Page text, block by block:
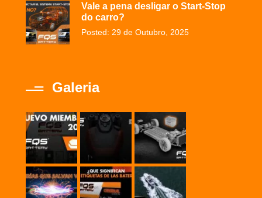
Vale a pena desligar o Start-Stop
do carro?
Posted: 29 de Outubro, 2025
Galeria